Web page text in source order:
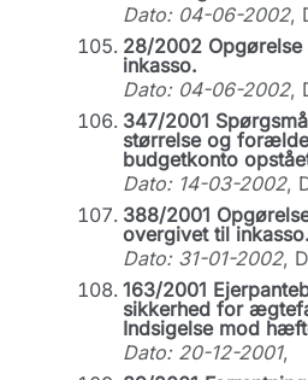
Dato: 04-06-2002,
28/2002
inkasso.
Dato: 04-06-2002,
347/2001
størrelse og
budgetkonto
Dato: 14-03-2002,
388/2001
overgivet til inkasso.
Dato: 31-01-2002,
163/2001
sikkerhed for
Indsigelse mod
Dato: 20-12-2001,